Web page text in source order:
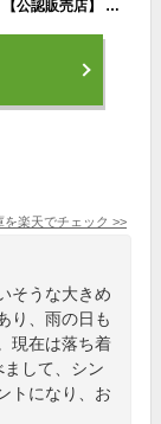
【エントリー&楽天カード最大31倍】 ノベルティ付 【公認販売店】 コールマン リュック Coleman バックパック エスリア 30 リュックサック バッグ アウトドア キャンプ 通学 大容量 30L A4 B4 撥水 軽量 軽い ノートPC ナイロン メンズ レディース
を楽天でチェック >>
そうな大きめ
り、雨の日も
現在は落ち着
して、シン
トになり、お